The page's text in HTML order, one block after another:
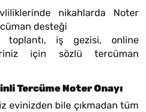
nikahlarda Noter
desteği
toplantı, iş gezisi, online
için sözlü tercüman
Tercüme Noter Onayı
evinizden bile çıkmadan tüm